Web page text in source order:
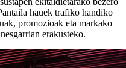
hauek trafiko handiko
promozioak eta markako
erakusteko.